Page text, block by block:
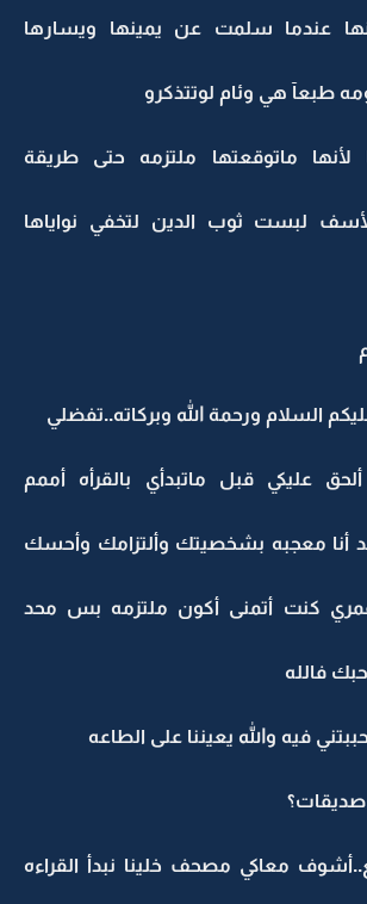
عندما سلمت عن يمينها ويسارها
طبعآ هي وئام لوتتذكرو
لأنها ماتوقعتها ملتزمه حتى طريقة
لبست ثوب الدين لتخفي نواياها
السلام ورحمة الله وبركاته..تفضلي
عليكي قبل ماتبدأي بالقرأه أممم
أنا معجبه بشخصيتك وألتزامك وأحسك
كنت أتمنى أكون ملتزمه بس محد
فالله
فيه والله يعيننا على الطاعه
معاكي مصحف خلينا نبدأ القراءه